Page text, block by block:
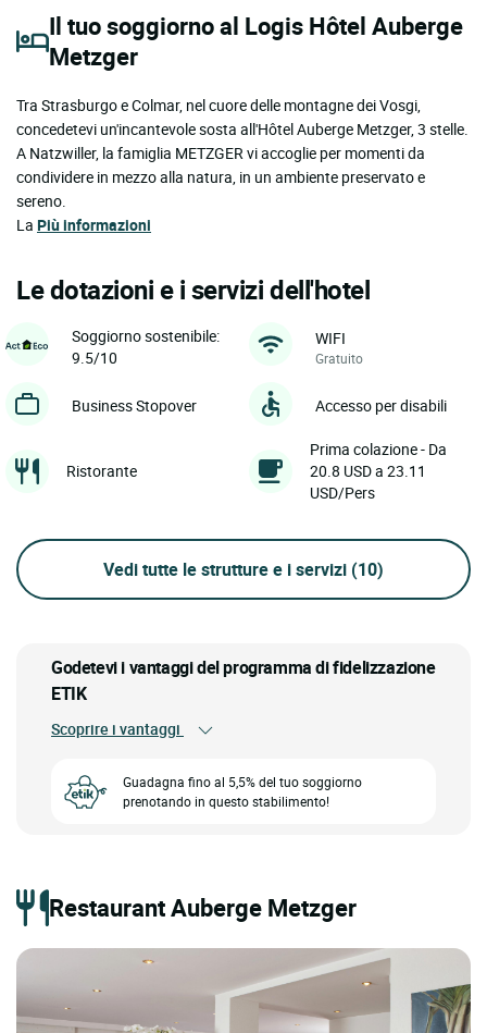
Il tuo soggiorno al Logis Hôtel Auberge
Metzger
Tra Strasburgo e Colmar, nel cuore delle montagne dei Vosgi,
concedetevi un'incantevole sosta all'Hôtel Auberge Metzger, 3 stelle.
A Natzwiller, la famiglia METZGER vi accoglie per momenti da
condividere in mezzo alla natura, in un ambiente preservato e
sereno.
La Più informazioni
Le dotazioni e i servizi dell'hotel
Soggiorno sostenibile:
9.5/10
WIFI
Gratuito
Business Stopover Accesso per disabili
Ristorante
Prima colazione - Da
20.8 USD a 23.11
USD/Pers
Vedi tutte le strutture e i servizi (10)
Godetevi i vantaggi del programma di fidelizzazione
ETIK
Scoprire i vantaggi
Guadagna fino al 5,5% del tuo soggiorno
prenotando in questo stabilimento!
Restaurant Auberge Metzger